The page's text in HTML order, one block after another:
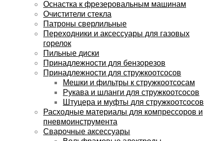
Оснастка к фрезеровальным машинам
Очистители стекла
Патроны сверлильные
Переходники и аксессуары для газовых
горелок
Пильные диски
Принадлежности для бензорезов
Принадлежности для стружкоотсосов
Мешки и фильтры к стружкоотсосам
Рукава и шланги для стружкоотсосов
Штуцера и муфты для стружкоотсосов
Расходные материалы для компрессоров и
пневмоинструмента
Сварочные аксессуары